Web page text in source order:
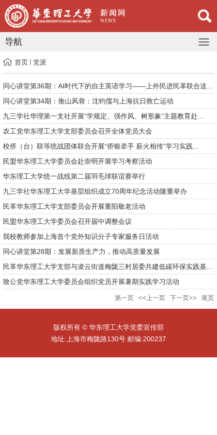
导航
首页 党派
同心讲堂第36期：AI时代下的自主英语学习——上外民进民革联合送教...
同心讲堂第34期：衡山风骨：沈钧儒与上海抗日救亡运动
九三学社华理第一支社开展“学规定、强作风、树形象”主题教育赴...
农工党华东理工大学支部委员会召开全体党员大会
校侨（台）联等统战团体联合开展“侨银牵手 薪火相传”学习实践...
民盟华东理工大学委员会赴崇明开展学习考察活动
华东理工大学统一战线第二届羽毛球联谊赛举行
九三学社华东理工大学基层组织成立70周年纪念活动隆重举办
民革华东理工大学支部委员会开展重阳敬老活动
民盟华东理工大学委员会召开届中调整会议
我校教师参加上海首个党外知识分子专家服务日活动
同心讲堂第28期：发展新质生产力，推动高质量发展
民革华东理工大学支部与凌云街道梅陇三村居委共建低碳环保实践基...
致公党华东理工大学委员会组织党员开展暑期实践学习活动
第一页 <<上一页 下一页>> 尾页
版权所有 © 华东理工大学党委宣传部
地址:上海市梅陇路130号 邮编:200237